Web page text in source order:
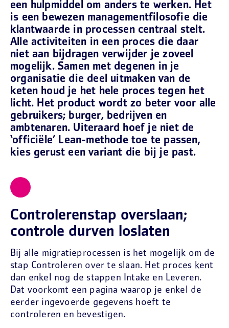
een hulpmiddel om anders te werken. Het
is een bewezen managementfilosofie die
klantwaarde in processen centraal stelt.
Alle activiteiten in een proces die daar
niet aan bijdragen verwijder je zoveel
mogelijk. Samen met degenen in je
organisatie die deel uitmaken van de
keten houd je het hele proces tegen het
licht. Het product wordt zo beter voor alle
gebruikers; burger, bedrijven en
ambtenaren. Uiteraard hoef je niet de
‘officiële’ Lean-methode toe te passen,
kies gerust een variant die bij je past.
Controlerenstap overslaan;
controle durven loslaten
Bij alle migratieprocessen is het mogelijk om de
stap Controleren over te slaan. Het proces kent
dan enkel nog de stappen Intake en Leveren.
Dat voorkomt een pagina waarop je enkel de
eerder ingevoerde gegevens hoeft te
controleren en bevestigen.